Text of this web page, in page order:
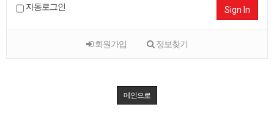
자동로그인 Sign In
회원가입 정보찾기
메인으로